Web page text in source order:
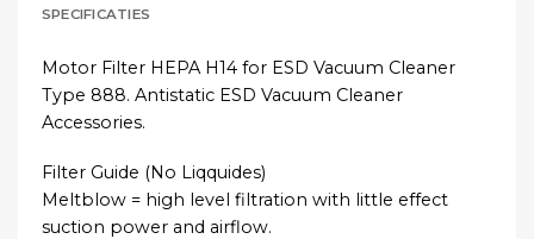
SPECIFICATIES
Motor Filter HEPA H14 for ESD Vacuum Cleaner
Type 888. Antistatic ESD Vacuum Cleaner
Accessories.
Filter Guide (No Liqquides)
Meltblow = high level filtration with little effect
suction power and airflow.